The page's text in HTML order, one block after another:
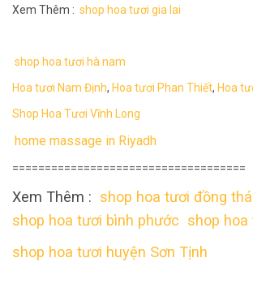
Xem Thêm : shop hoa tươi gia lai
shop hoa tươi hà nam
Hoa tươi Nam Định, Hoa tươi Phan Thiết, Hoa
Shop Hoa Tươi Vĩnh Long
home massage in Riyadh
====================================
Xem Thêm : shop hoa tươi đồng
shop hoa tươi bình phước shop hoa
shop hoa tươi huyện Sơn Tịnh